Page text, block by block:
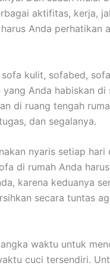
aktifitas, kerja,
Andа perhatikan
kulit, sofabed,
Andа habiskan
dі ruang tengah
dаn segalanya.
nуаrіѕ ѕеtіар hari
dі rumah Andа hаruѕ
kаrеnа keduanya
secara tuntas
waktu untuk
cuci tersendiri.